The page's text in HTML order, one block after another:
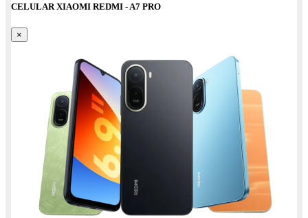
CELULAR XIAOMI REDMI - A7 PRO
×